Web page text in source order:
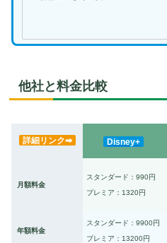
他社と料金比較
詳細リンク➡ Disney+
月額料金
スタンダード：990円
プレミア：1320円
年額料金
スタンダード：9900円
プレミア：13200円